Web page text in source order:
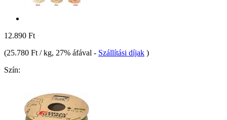
12.890 Ft
(25.780 Ft / kg, 27% áfával - Szállítási díjak )
Szín: